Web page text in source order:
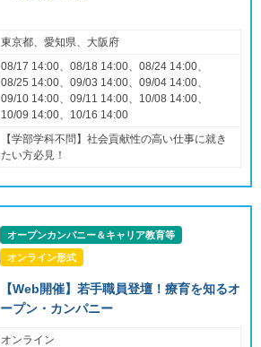
東京都、愛知県、大阪府
08/17 14:00、08/18 14:00、08/24 14:00、
08/25 14:00、09/03 14:00、09/04 14:00、
09/10 14:00、09/11 14:00、10/08 14:00、
10/09 14:00、10/16 14:00
【学部学科不問】社会貢献性の高い仕事に就き
たい方必見！
オープンカンパニー＆キャリア教育等
オンライン形式
【Web開催】若手職員登壇！療育を知るオ
ープン・カンパニー
オンライン